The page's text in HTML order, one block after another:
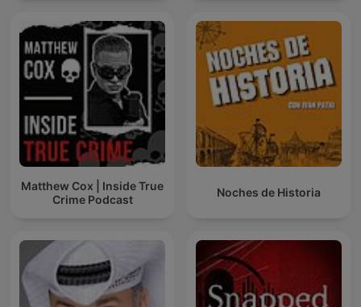
Matthew Cox | Inside True
Crime Podcast
Noches de Historia